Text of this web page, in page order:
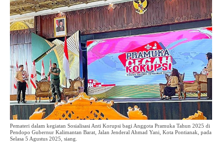
Pemateri dalam kegiatan Sosialisasi Anti Korupsi bagi Anggota Pramuka Tahun 2025 di
Pendopo Gubernur Kalimantan Barat, Jalan Jenderal Ahmad Yani, Kota Pontianak, pada
Selasa 5 Agustus 2025, siang.